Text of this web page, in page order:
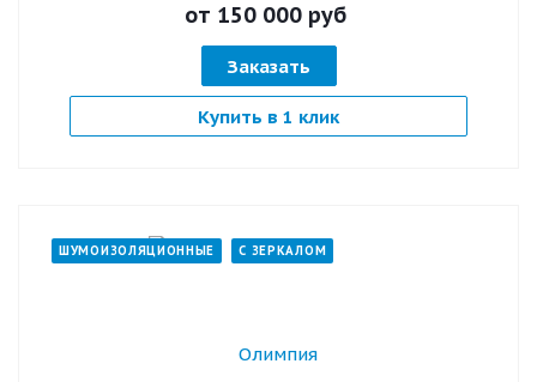
от 150 000 руб
Заказать
Купить в 1 клик
ШУМОИЗОЛЯЦИОННЫЕ С ЗЕРКАЛОМ